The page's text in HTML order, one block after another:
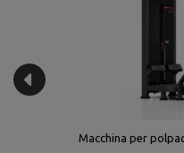
Macchina per